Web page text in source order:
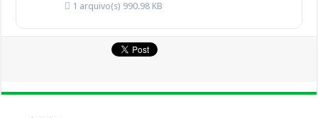
1 arquivo(s) 990.98 KB